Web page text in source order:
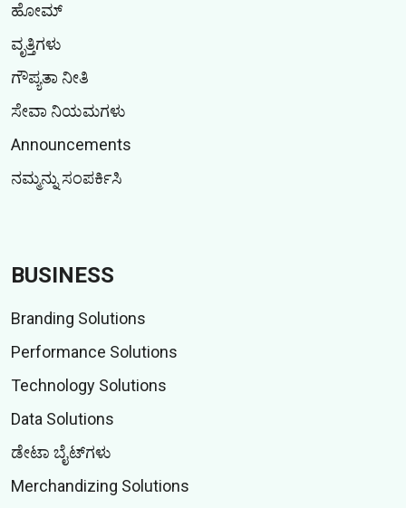
ಹೋಮ್
ವೃತ್ತಿಗಳು
ಗೌಪ್ಯತಾ ನೀತಿ
ಸೇವಾ ನಿಯಮಗಳು
Announcements
ನಮ್ಮನ್ನು ಸಂಪರ್ಕಿಸಿ
BUSINESS
Branding Solutions
Performance Solutions
Technology Solutions
Data Solutions
ಡೇಟಾ ಬೈಟ್‌ಗಳು
Merchandizing Solutions